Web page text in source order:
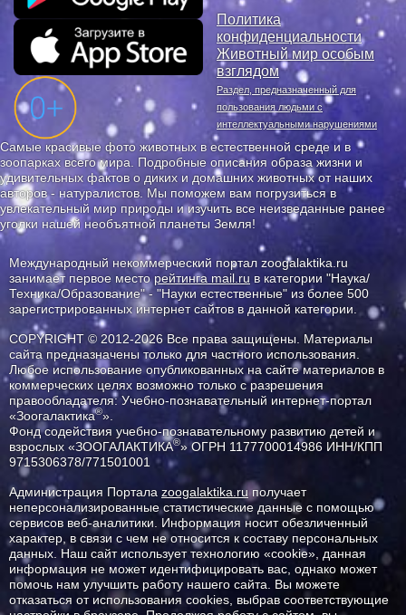
Политика
конфиденциальности
Животный мир особым
взглядом
Раздел, предназначенный для
пользования людьми с
интеллектуальными нарушениями
Самые красивые фото животных в естественной среде и в
зоопарках всего мира. Подробные описания образа жизни и
удивительных фактов о диких и домашних животных от наших
авторов - натуралистов. Мы поможем вам погрузиться в
увлекательный мир природы и изучить все неизведанные ранее
уголки нашей необъятной планеты Земля!
Международный некоммерческий портал zoogalaktika.ru
занимает первое месторейтинга mail.ru в категории "Наука/
Техника/Образование" - "Науки естественные" из более 500
зарегистрированных интернет сайтов в данной категории.
COPYRIGHT © 2012-2026 Все права защищены. Материалы
сайта предназначены только для частного использования.
Любое использование опубликованных на сайте материалов в
коммерческих целях возможно только с разрешения
правообладателя: Учебно-познавательный интернет-портал
«Зоогалактика®».
Фонд содействия учебно-познавательному развитию детей и
взрослых «ЗООГАЛАКТИКА®» ОГРН 1177700014986 ИНН/КПП
9715306378/771501001
Администрация Портала zoogalaktika.ruполучает
неперсонализированные статистические данные с помощью
сервисов веб-аналитики. Информация носит обезличенный
характер, в связи с чем не относится к составу персональных
данных. Наш сайт использует технологию «cookie», данная
информация не может идентифицировать вас, однако может
помочь нам улучшить работу нашего сайта. Вы можете
отказаться от использования cookies, выбрав соответствующие